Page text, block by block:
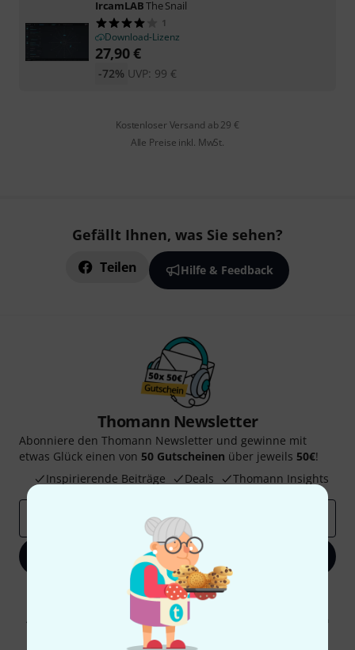
IrcamLABThe Snail
1
Download-Lizenz
27,90€
UVP: 99 €
-72%
Kostenloser Versand ab 29 €
Alle Preise inkl. MwSt.
Gefällt Ihnen, was Sie sehen?
Teilen Hilfe & Feedback
Thomann Newsletter
Abonniere den Thomann Newsletter und gewinne mit
etwas Glück einen von 50 Gutscheinen über jeweils 50€!
Inspirierende Beiträge
Deals Thomann Insights
Jetzt anmelden
Mit Klick auf „Jetzt anmelden“ stimmen Sie dem Erhalt von E-Mail-
Werbung und einer Messung des E-Mail-Nutzungsverhaltens zu. Die
Abmeldung ist jederzeit möglich. Weitere Informationen finden Sie in
unserenDatenschutzhinweisen